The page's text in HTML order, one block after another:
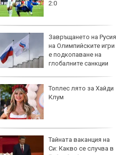
2:0
Завръщането на Русия
на Олимпийските игри
е подкопаване на
глобалните санкции
Топлес лято за Хайди
Клум
Тайната ваканция на
Си: Какво се случва в